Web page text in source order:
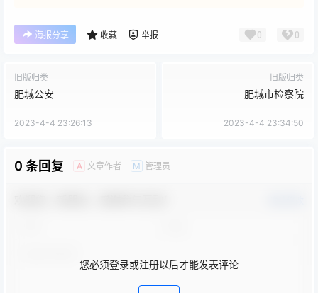
海报分享 收藏 举报 0 0
旧版归类
肥城公安
2023-4-4 23:26:13
旧版归类
肥城市检察院
2023-4-4 23:34:50
0 条回复 A 文章作者 M 管理员
您必须登录或注册以后才能发表评论